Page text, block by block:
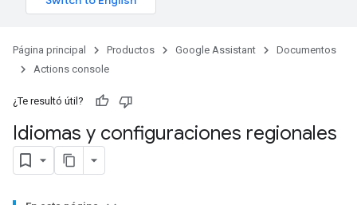
Página principal Productos Google Assistant
Documentos
Actions console
¿Te resultó útil?
Idiomas y configuraciones regionales